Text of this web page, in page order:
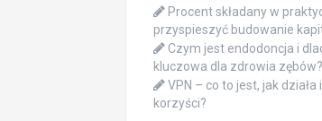
Procent składany w
przyspieszyć budowanie
Czym jest endodoncja i
kluczowa dla zdrowia zębów?
VPN – co to jest, jak działa
korzyści?